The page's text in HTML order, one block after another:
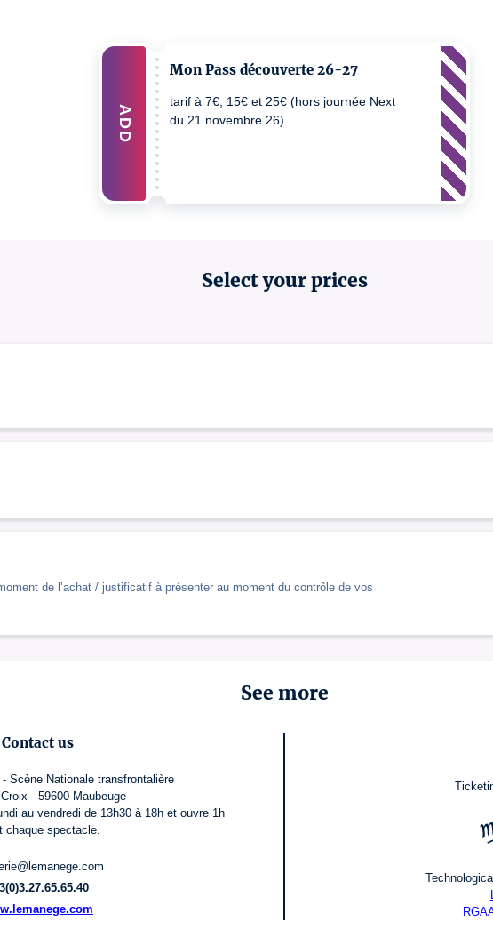
Mon Pass découverte 26-27
tarif à 7€, 15€ et 25€ (hors journée Next
du 21 novembre 26)
ADD
Select your prices
de l’achat / justificatif à présenter au moment du contrôle de vos
See more
Contact us
- Scène Nationale transfrontalière
- 59600 Maubeuge
au vendredi de 13h30 à 18h et ouvre 1h
chaque spectacle.